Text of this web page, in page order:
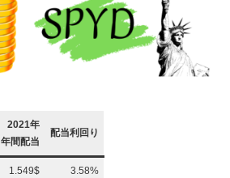
2021年
年間配当
配当利回り
1.549$ 3.58%